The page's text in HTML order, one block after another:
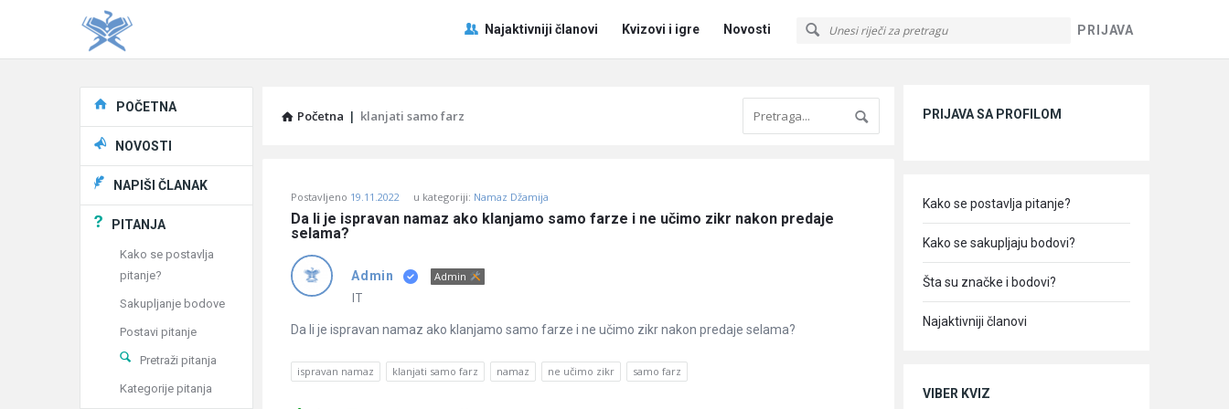
PRIJAVA
Pitaj
Učene
Navigacija
Najaktivniji članovi Kvizovi i igre Novosti
Početna | klanjati samo farz
Učene
Latest
Pitanja
Postavljeno 19.11.2022 u kategoriji: Namaz Džamija
Da li je ispravan namaz ako klanjamo samo farze i ne učimo zikr nakon predaje
selama?
Admin Admin
IT
Da li je ispravan namaz ako klanjamo samo farze i ne učimo zikr nakon predaje selama?
ispravan namaz klanjati samo farz namaz ne učimo zikr samo farz
PRIJAVA SA PROFILOM
Kako se postavlja pitanje?
Kako se sakupljaju bodovi?
Šta su značke i bodovi?
Najaktivniji članovi
VIBER KVIZ
Explore
POČETNA
NOVOSTI
NAPIŠI ČLANAK
PITANJA
Kako se postavlja
pitanje?
Sakupljanje bodove
Postavi pitanje
Pretraži pitanja
Kategorije pitanja